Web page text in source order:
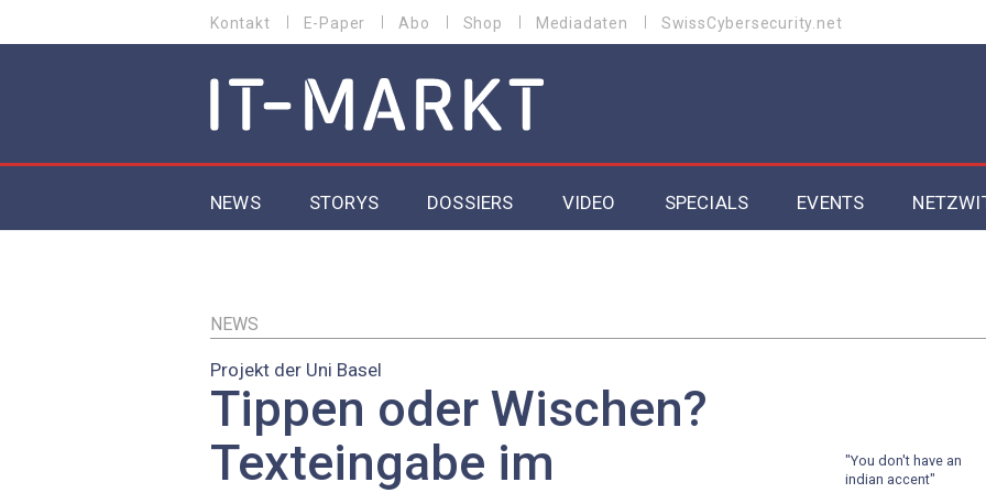
zum
MENU
Kontakt E-Paper Abo Shop Mediadaten SwissCybersecurity.net
MAIN NAVIGATION
NEWS STORYS DOSSIERS
EU-DSGVO
VIDEO SPECIALS
Artificial Intelligence 2025
EVENTS
NEWS
Projekt der Uni Basel
Tippen oder Wischen?
Texteingabe im
"You don't have an
indian accent"